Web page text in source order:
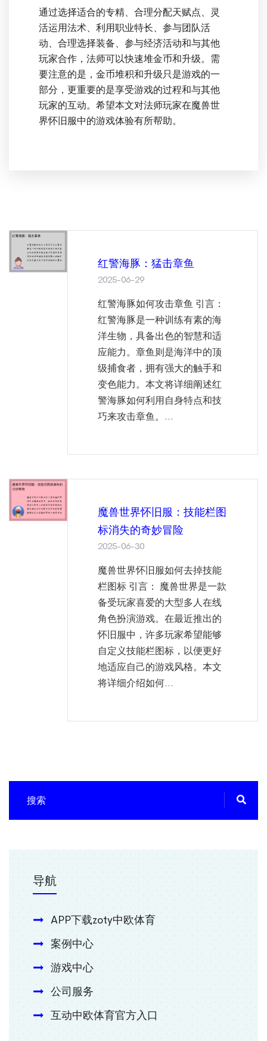
通过选择适合的专精、合理分配天赋点、灵
活运用法术、利用职业特长、参与团队活
动、合理选择装备、参与经济活动和与其他
玩家合作，法师可以快速堆金币和升级。需
要注意的是，金币堆积和升级只是游戏的一
部分，更重要的是享受游戏的过程和与其他
玩家的互动。希望本文对法师玩家在魔兽世
界怀旧服中的游戏体验有所帮助。
红警海豚：猛击章鱼
2025-06-29
红警海豚如何攻击章鱼 引言：
红警海豚是一种训练有素的海
洋生物，具备出色的智慧和适
应能力。章鱼则是海洋中的顶
级捕食者，拥有强大的触手和
变色能力。本文将详细阐述红
警海豚如何利用自身特点和技
巧来攻击章鱼。...
魔兽世界怀旧服：技能栏图
标消失的奇妙冒险
2025-06-30
魔兽世界怀旧服如何去掉技能
栏图标 引言： 魔兽世界是一款
备受玩家喜爱的大型多人在线
角色扮演游戏。在最近推出的
怀旧服中，许多玩家希望能够
自定义技能栏图标，以便更好
地适应自己的游戏风格。本文
将详细介绍如何...
导航
APP下载zoty中欧体育
案例中心
游戏中心
公司服务
互动中欧体育官方入口